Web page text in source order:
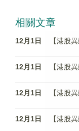
相關文章
12月1日 【港股
12月1日 【港股
12月1日 【港股
12月1日 【港股